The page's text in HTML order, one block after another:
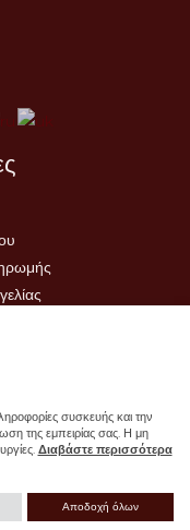
συσκευής και την
της εμπειρίας σας. Η μη
Διαβάστε περισσότερα
Αποδοχή όλων